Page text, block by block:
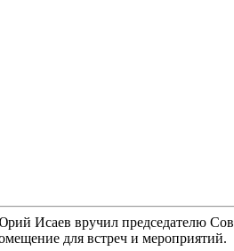
Исаев вручил председателю
для встреч и мероприятий.